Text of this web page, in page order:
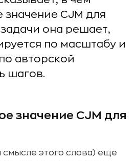
значение CJM для
она решает,
по масштабу и
авторской
шагов.
значение CJM для
этого слова) еще